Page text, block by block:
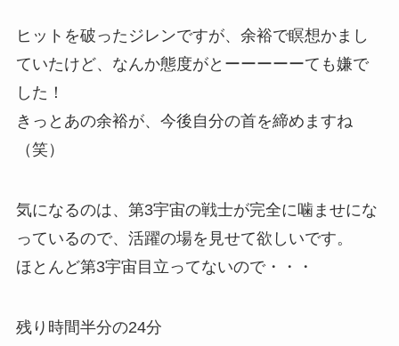
ヒットを破ったジレンですが、余裕で瞑想かまし
ていたけど、なんか態度がとーーーーーても嫌で
した！
きっとあの余裕が、今後自分の首を締めますね
（笑）
気になるのは、第3宇宙の戦士が完全に噛ませにな
っているので、活躍の場を見せて欲しいです。
ほとんど第3宇宙目立ってないので・・・
残り時間半分の24分